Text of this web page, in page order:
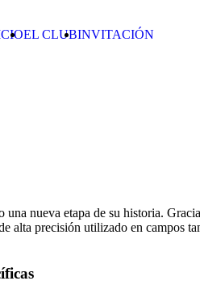
EL CLUBINVITACIÓN
nueva etapa de su historia.
alta precisión utilizado en campos